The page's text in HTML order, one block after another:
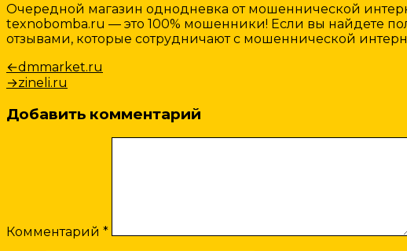
Очередной магазин однодневка от мошеннической
texnobomba.ru — это 100% мошенники! Если вы найдете
отзывами, которые сотрудничают с мошеннической
Навигация
по
записям
←Предыдущая
запись:
dmmarket.ru
→Следующая
zineli.ru
Добавить комментарий
Комментарий *